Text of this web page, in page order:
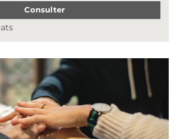
Consulter